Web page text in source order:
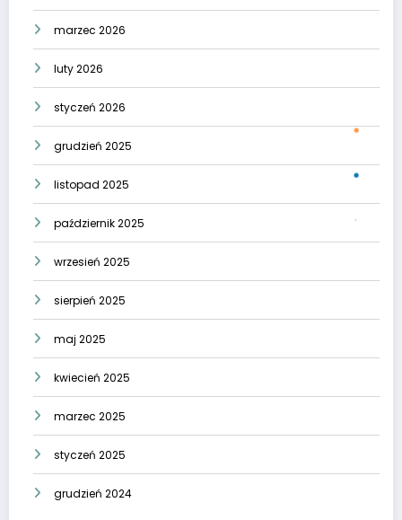
marzec 2026
luty 2026
styczeń 2026
grudzień 2025
listopad 2025
październik 2025
wrzesień 2025
sierpień 2025
maj 2025
kwiecień 2025
marzec 2025
styczeń 2025
grudzień 2024